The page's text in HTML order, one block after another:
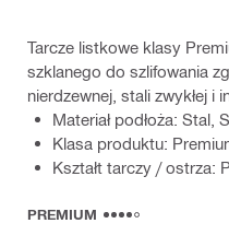
Tarcze listkowe klasy
szklanego do szlifowania
nierdzewnej, stali zwykłej i
Materiał podłoża: Stal,
Klasa produktu:
Kształt tarczy / ostrza:
PREMIUM